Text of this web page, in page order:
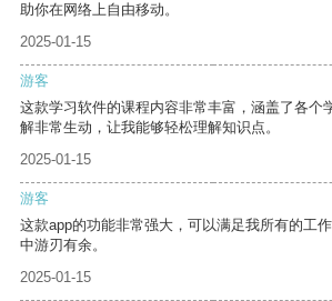
助你在网络上自由移动。
2025-01-15
游客
这款学习软件的课程内容非常丰富，涵盖了各个
解非常生动，让我能够轻松理解知识点。
2025-01-15
游客
这款app的功能非常强大，可以满足我所有的工
中游刃有余。
2025-01-15